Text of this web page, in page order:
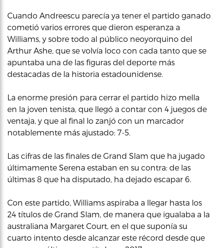
Cuando Andreescu parecía ya tener el partido ganado
cometió varios errores que dieron esperanza a
Williams, y sobre todo al público neoyorquino del
Arthur Ashe, que se volvía loco con cada tanto que se
apuntaba una de las figuras del deporte más
destacadas de la historia estadounidense.
La enorme presión para cerrar el partido hizo mella
en la joven tenista, que llegó a contar con 4 juegos de
ventaja, y que al final lo zanjó con un marcador
notablemente más ajustado: 7-5.
Las cifras de las finales de Grand Slam que ha jugado
últimamente Serena estaban en su contra: de las
últimas 8 que ha disputado, ha dejado escapar 6.
Con este partido, Williams aspiraba a llegar hasta los
24 títulos de Grand Slam, de manera que igualaba a la
australiana Margaret Court, en el que suponía su
cuarto intento desde alcanzar este récord desde que